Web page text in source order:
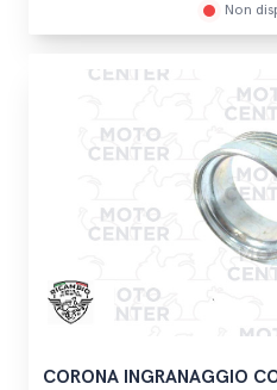
Non
CORONA INGRANAGGIO